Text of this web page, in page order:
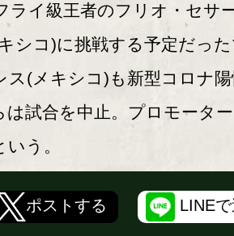
ライ級王者のフリオ・セサ
シコ)に挑戦する予定だっ
ス(メキシコ)も新型コロナ
は試合を中止。プロモータ
う。
ポストする LINE